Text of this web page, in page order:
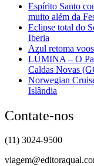
Espírito Santo
muito além da
Eclipse total do
Iberia
Azul retoma
LÚMINA – O
Caldas Novas
Norwegian
Islândia
Contate-nos
(11) 3024-9500